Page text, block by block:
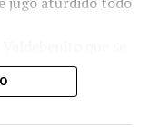
contra Casas,
5 minutos luego